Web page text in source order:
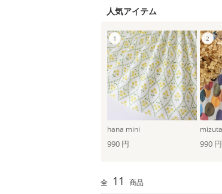
人気アイテム
hana mini
990 円 990 円
全 11 商品